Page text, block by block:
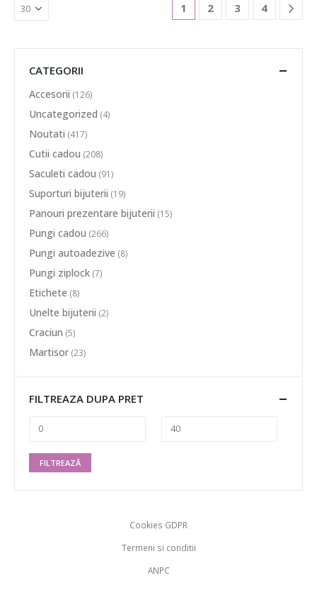
1 2 3 4
CATEGORII
Accesorii (126)
Uncategorized (4)
Noutati (417)
Cutii cadou (208)
Saculeti cadou (91)
Suporturi bijuterii (19)
Panouri prezentare bijuterii (15)
Pungi cadou (266)
Pungi autoadezive (8)
Pungi ziplock (7)
Etichete (8)
Unelte bijuterii (2)
Craciun (5)
Martisor (23)
FILTREAZA DUPA PRET
FILTREAZĂ
Cookies GDPR
Termeni si conditii
ANPC